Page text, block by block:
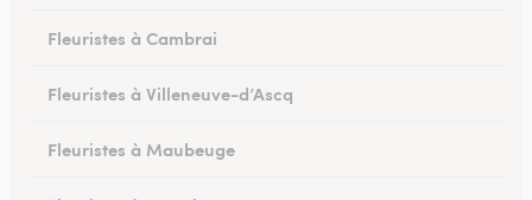
Fleuristes à Cambrai
Fleuristes à Villeneuve-d’Ascq
Fleuristes à Maubeuge